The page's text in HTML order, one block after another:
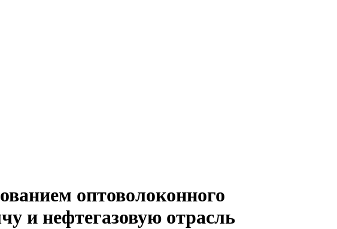
оптоволоконного
и нефтегазовую отрасль